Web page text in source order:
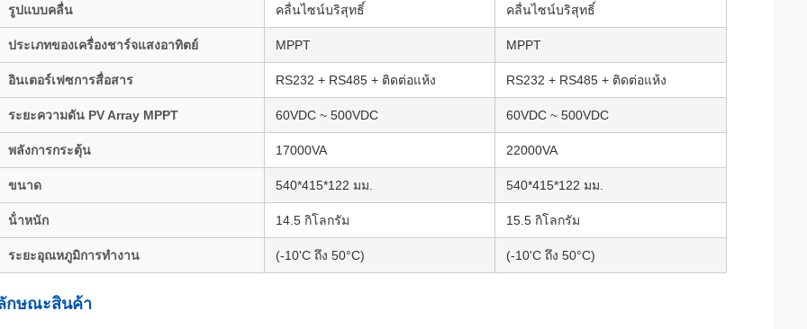
รูปแบบคลื่น คลื่นไซน์บริสุทธิ์ คลื่นไซน์บริสุทธิ์
ประเภทของเครื่องชาร์จแสงอาทิตย์ MPPT MPPT
อินเตอร์เฟซการสื่อสาร RS232 + RS485 + ติดต่อแห้ง RS232 + RS485 + ติดต่อแห้ง
ระยะความดัน PV Array MPPT 60VDC ~ 500VDC 60VDC ~ 500VDC
พลังการกระตุ้น 17000VA 22000VA
ขนาด 540*415*122 มม. 540*415*122 มม.
น้ําหนัก 14.5 กิโลกรัม 15.5 กิโลกรัม
ระยะอุณหภูมิการทํางาน (-10'C ถึง 50°C) (-10'C ถึง 50°C)
กษณะสินค้า